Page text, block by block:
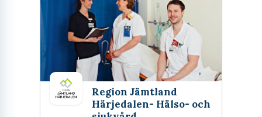
Region Jämtland
Härjedalen- Hälso- och